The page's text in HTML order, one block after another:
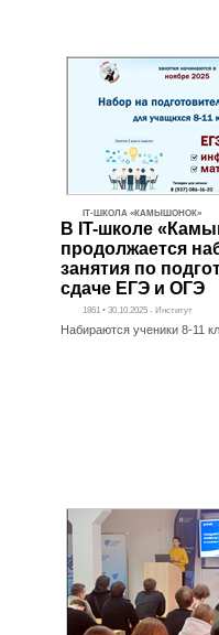
IT-ШКОЛА «КАМЫШОНОК»
В IT-школе
продолжается
занятия по
сдаче ЕГЭ и ОГЭ
1861 • 30.10.2025 - Институт
Набираются ученики 8-11